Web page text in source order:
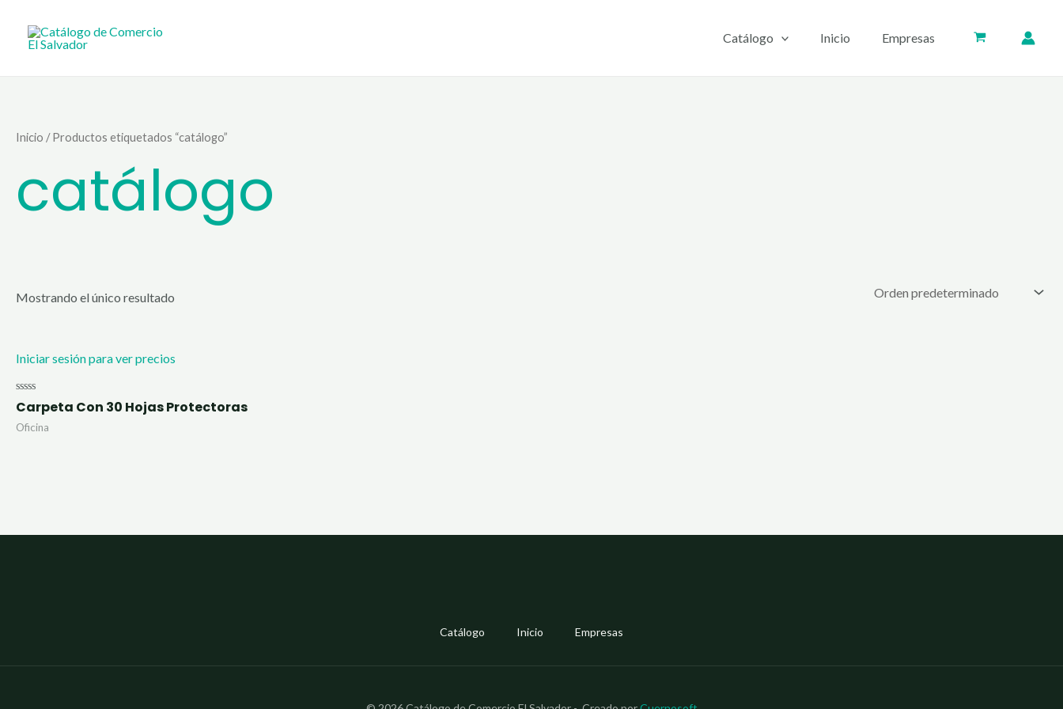
contenido
Catálogo Inicio Empresas
Inicio / Productos etiquetados “catálogo”
catálogo
Mostrando el único resultado
Iniciar sesión para ver precios
Valorado
con
0
de
Carpeta Con 30 Hojas Protectoras
Oficina
Catálogo Inicio Empresas